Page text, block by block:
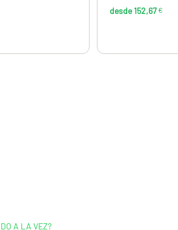
desde 152,67 €
A LA VEZ?